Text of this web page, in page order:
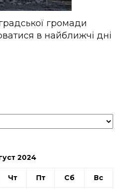
громади
в найближчі дні
2024
Чт Пт Сб Вс